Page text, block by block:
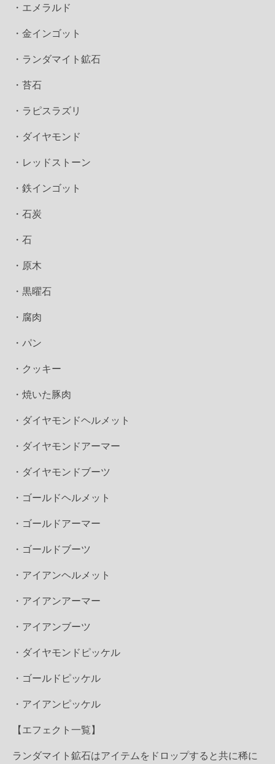
・エメラルド
・金インゴット
・ランダマイト鉱石
・苔石
・ラピスラズリ
・ダイヤモンド
・レッドストーン
・鉄インゴット
・石炭
・石
・原木
・黒曜石
・腐肉
・パン
・クッキー
・焼いた豚肉
・ダイヤモンドヘルメット
・ダイヤモンドアーマー
・ダイヤモンドブーツ
・ゴールドヘルメット
・ゴールドアーマー
・ゴールドブーツ
・アイアンヘルメット
・アイアンアーマー
・アイアンブーツ
・ダイヤモンドピッケル
・ゴールドピッケル
・アイアンピッケル
【エフェクト一覧】
ランダマイト鉱石はアイテムをドロップすると共に稀に